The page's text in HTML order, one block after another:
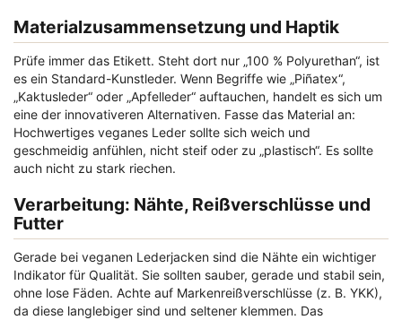
Materialzusammensetzung und Haptik
Prüfe immer das Etikett. Steht dort nur „100 % Polyurethan“, ist
es ein Standard-Kunstleder. Wenn Begriffe wie „Piñatex“,
„Kaktusleder“ oder „Apfelleder“ auftauchen, handelt es sich um
eine der innovativeren Alternativen. Fasse das Material an:
Hochwertiges veganes Leder sollte sich weich und
geschmeidig anfühlen, nicht steif oder zu „plastisch“. Es sollte
auch nicht zu stark riechen.
Verarbeitung: Nähte, Reißverschlüsse und
Futter
Gerade bei veganen Lederjacken sind die Nähte ein wichtiger
Indikator für Qualität. Sie sollten sauber, gerade und stabil sein,
ohne lose Fäden. Achte auf Markenreißverschlüsse (z. B. YKK),
da diese langlebiger sind und seltener klemmen. Das